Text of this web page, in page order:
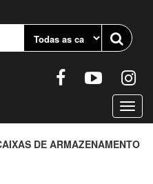
DE ARMAZENAMENTO